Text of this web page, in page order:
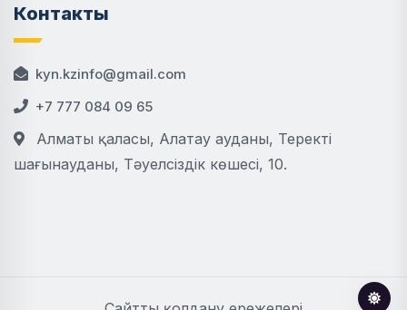
Контакты
kyn.kzinfo@gmail.com
+7 777 084 09 65
Алматы қаласы, Алатау ауданы, Теректі
шағынауданы, Тәуелсіздік көшесі, 10.